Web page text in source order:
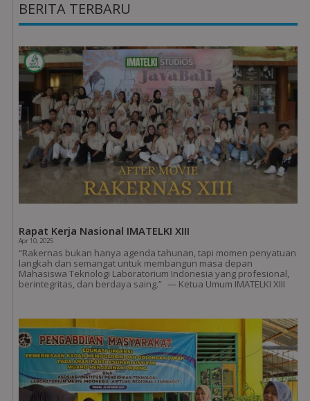
BERITA TERBARU
Rapat Kerja Nasional IMATELKI XIII
Apr 10, 2025
“Rakernas bukan hanya agenda tahunan, tapi momen penyatuan
langkah dan semangat untuk membangun masa depan
Mahasiswa Teknologi Laboratorium Indonesia yang profesional,
berintegritas, dan berdaya saing.” — Ketua Umum IMATELKI XIII